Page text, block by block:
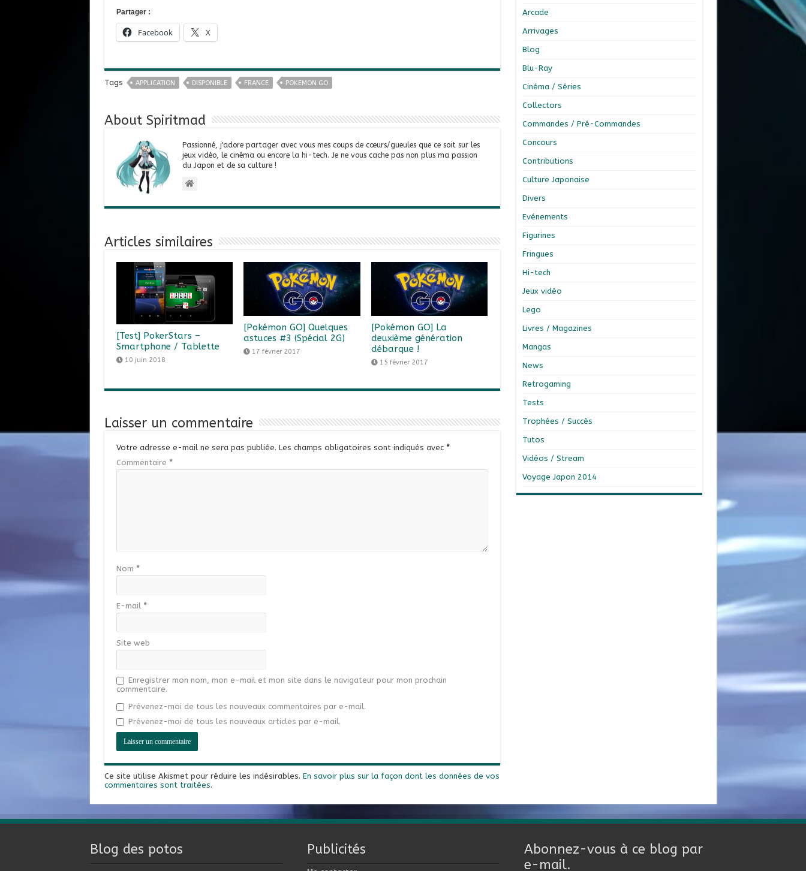
Partager :
Facebook X
Tags APPLICATION DISPONIBLE FRANCE POKEMON GO
About Spiritmad
Passionné, j'adore partager avec vous mes coups de cœurs/gueules que ce soit sur les
jeux vidéo, le cinéma ou encore la hi-tech. Je ne vous cache pas non plus ma passion
du Japon et de sa culture !
Articles similaires
[Test] PokerStars –
Smartphone / Tablette
10 juin 2018
[Pokémon GO] Quelques
astuces #3 (Spécial 2G)
17 février 2017
[Pokémon GO] La
deuxième génération
débarque !
15 février 2017
Laisser un commentaire
Votre adresse e-mail ne sera pas publiée. Les champs obligatoires sont indiqués avec *
Commentaire *
Nom *
E-mail *
Site web
Enregistrer mon nom, mon e-mail et mon site dans le navigateur pour mon prochain
commentaire.
Prévenez-moi de tous les nouveaux commentaires par e-mail.
Prévenez-moi de tous les nouveaux articles par e-mail.
Ce site utilise Akismet pour réduire les indésirables. En savoir plus sur la façon dont les données de vos
commentaires sont traitées.
Arcade
Arrivages
Blog
Blu-Ray
Cinéma / Séries
Collectors
Commandes / Pré-Commandes
Concours
Contributions
Culture Japonaise
Divers
Evénements
Figurines
Fringues
Hi-tech
Jeux vidéo
Lego
Livres / Magazines
Mangas
News
Retrogaming
Tests
Trophées / Succès
Tutos
Vidéos / Stream
Voyage Japon 2014
Blog des potos Publicités
Abonnez-vous à ce blog par
e-mail.